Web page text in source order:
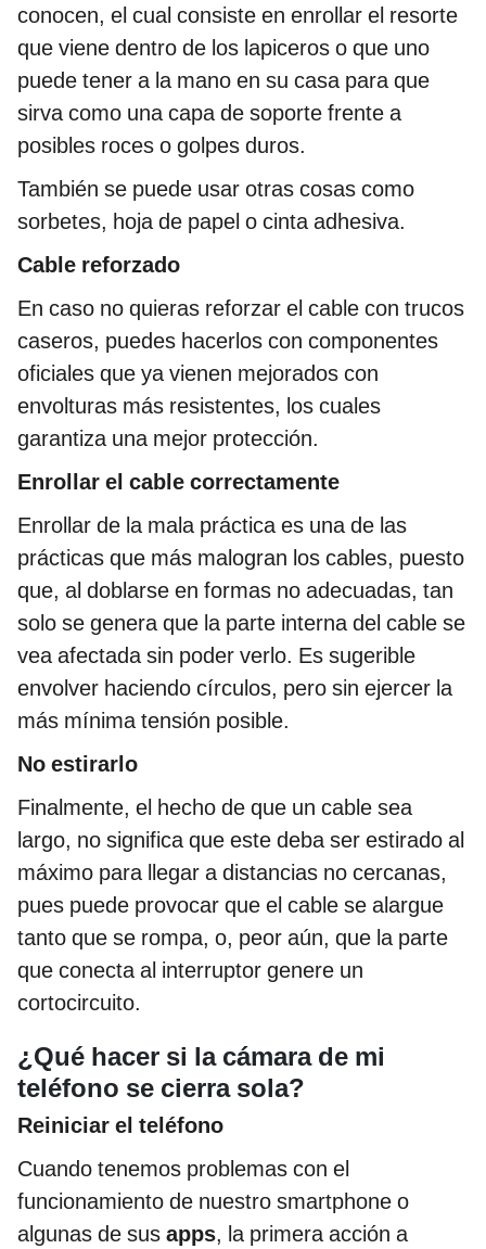
conocen, el cual consiste en enrollar el resorte
que viene dentro de los lapiceros o que uno
puede tener a la mano en su casa para que
sirva como una capa de soporte frente a
posibles roces o golpes duros.
También se puede usar otras cosas como
sorbetes, hoja de papel o cinta adhesiva.
Cable reforzado
En caso no quieras reforzar el cable con trucos
caseros, puedes hacerlos con componentes
oficiales que ya vienen mejorados con
envolturas más resistentes, los cuales
garantiza una mejor protección.
Enrollar el cable correctamente
Enrollar de la mala práctica es una de las
prácticas que más malogran los cables, puesto
que, al doblarse en formas no adecuadas, tan
solo se genera que la parte interna del cable se
vea afectada sin poder verlo. Es sugerible
envolver haciendo círculos, pero sin ejercer la
más mínima tensión posible.
No estirarlo
Finalmente, el hecho de que un cable sea
largo, no significa que este deba ser estirado al
máximo para llegar a distancias no cercanas,
pues puede provocar que el cable se alargue
tanto que se rompa, o, peor aún, que la parte
que conecta al interruptor genere un
cortocircuito.
¿Qué hacer si la cámara de mi
teléfono se cierra sola?
Reiniciar el teléfono
Cuando tenemos problemas con el
funcionamiento de nuestro smartphone o
algunas de sus apps, la primera acción a